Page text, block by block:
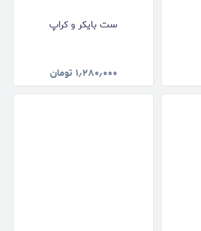
ست بایکر و کراپ
۱٫۲۸۰٫۰۰۰ تومان